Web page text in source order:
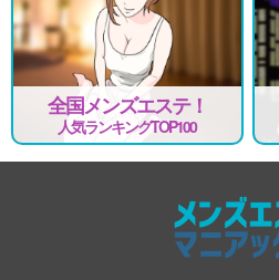
全国メンズエステ！
人気ランキングTOP100